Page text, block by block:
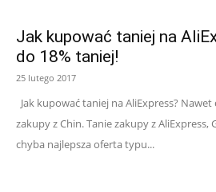
Jak kupować taniej na
do 18% taniej!
25 lutego 2017
Jak kupować taniej na AliExpress?
zakupy z Chin. Tanie zakupy z AliExpress,
chyba najlepsza oferta typu...